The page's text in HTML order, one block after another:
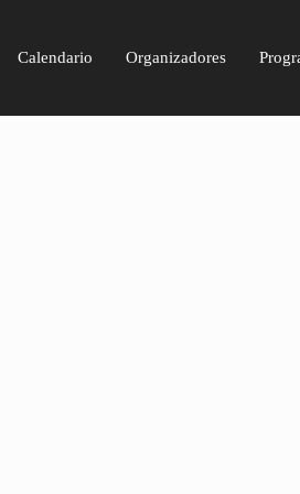
Calendario Organizadores